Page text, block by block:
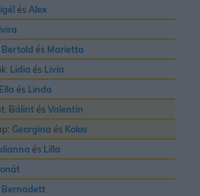
ésAlex
Bertold és Marietta
Lidia és Livia
Ella és Linda
Bálint ésValentin
Georgina és Kolos
és Lilla
Bernadett